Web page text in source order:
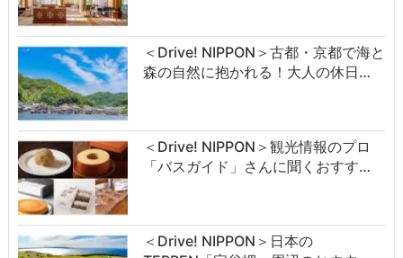
＜Drive! NIPPON＞古都・京都で海と
森の自然に抱かれる！大人の休日…
＜Drive! NIPPON＞観光情報のプロ
「バスガイド」さんに聞くおすす…
＜Drive! NIPPON＞日本の